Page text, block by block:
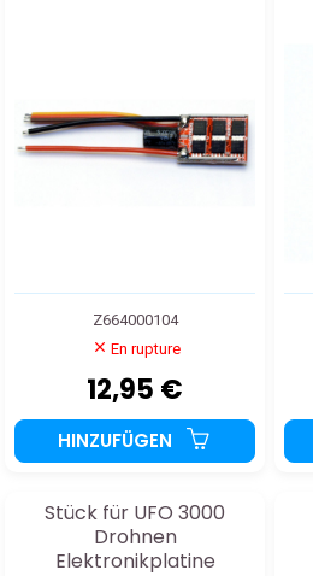
Z664000104
En rupture
12,95 €
HINZUFÜGEN
Stück für UFO 3000
Drohnen
Elektronikplatine